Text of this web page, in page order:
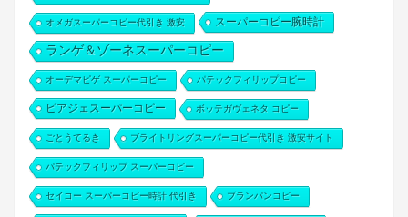
オメガスーパーコピー代引き 激安 スーパーコピー腕時計
ランゲ＆ゾーネスーパーコピー
オーデマピゲ スーパーコピー パテックフィリップコピー
ピアジェスーパーコピー ボッテガヴェネタ コピー
ごとうてるき ブライトリングスーパーコピー代引き 激安サイト
パテックフィリップ スーパーコピー
セイコー スーパーコピー時計 代引き ブランパンコピー